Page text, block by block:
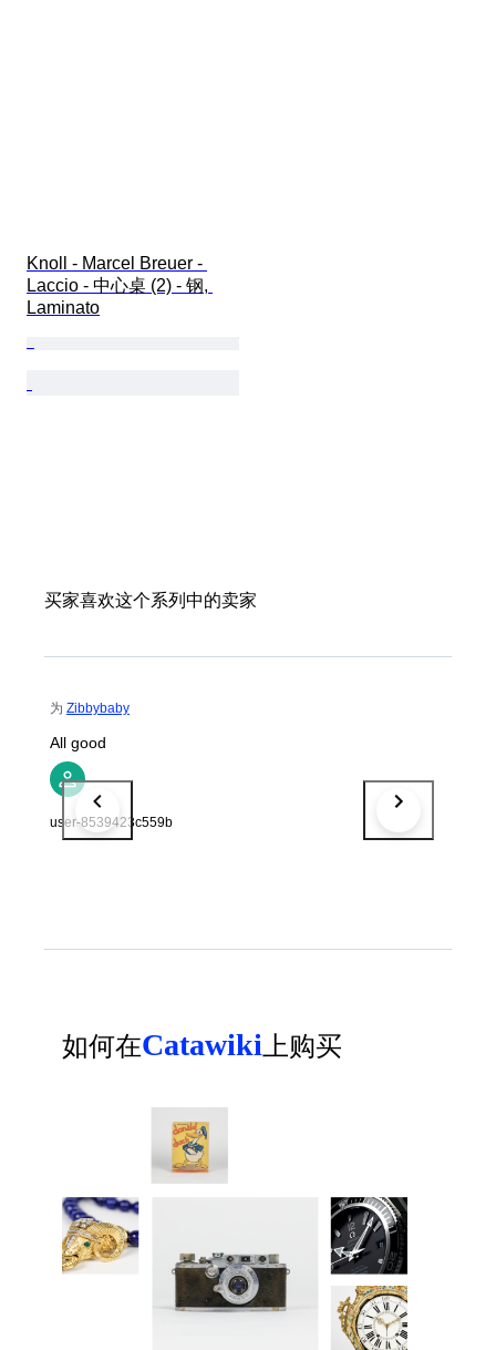
Knoll - Marcel Breuer -
Laccio - 中心桌 (2) - 钢,
Laminato
买家喜欢这个系列中的卖家
为 Zibbybaby
All good
user-8539423c559b
如何在Catawiki 上购买